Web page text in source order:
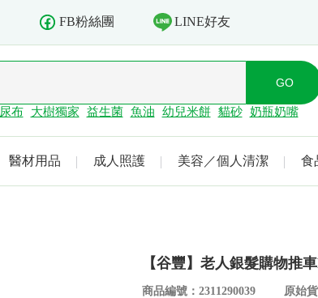
FB粉絲團 LINE好友
尿布 大樹獨家 益生菌 魚油 幼兒米餅 貓砂 奶瓶奶嘴
醫材用品 成人照護 美容／個人清潔 食
【谷豐】老人銀髮購物推
商品編號：2311290039 原始